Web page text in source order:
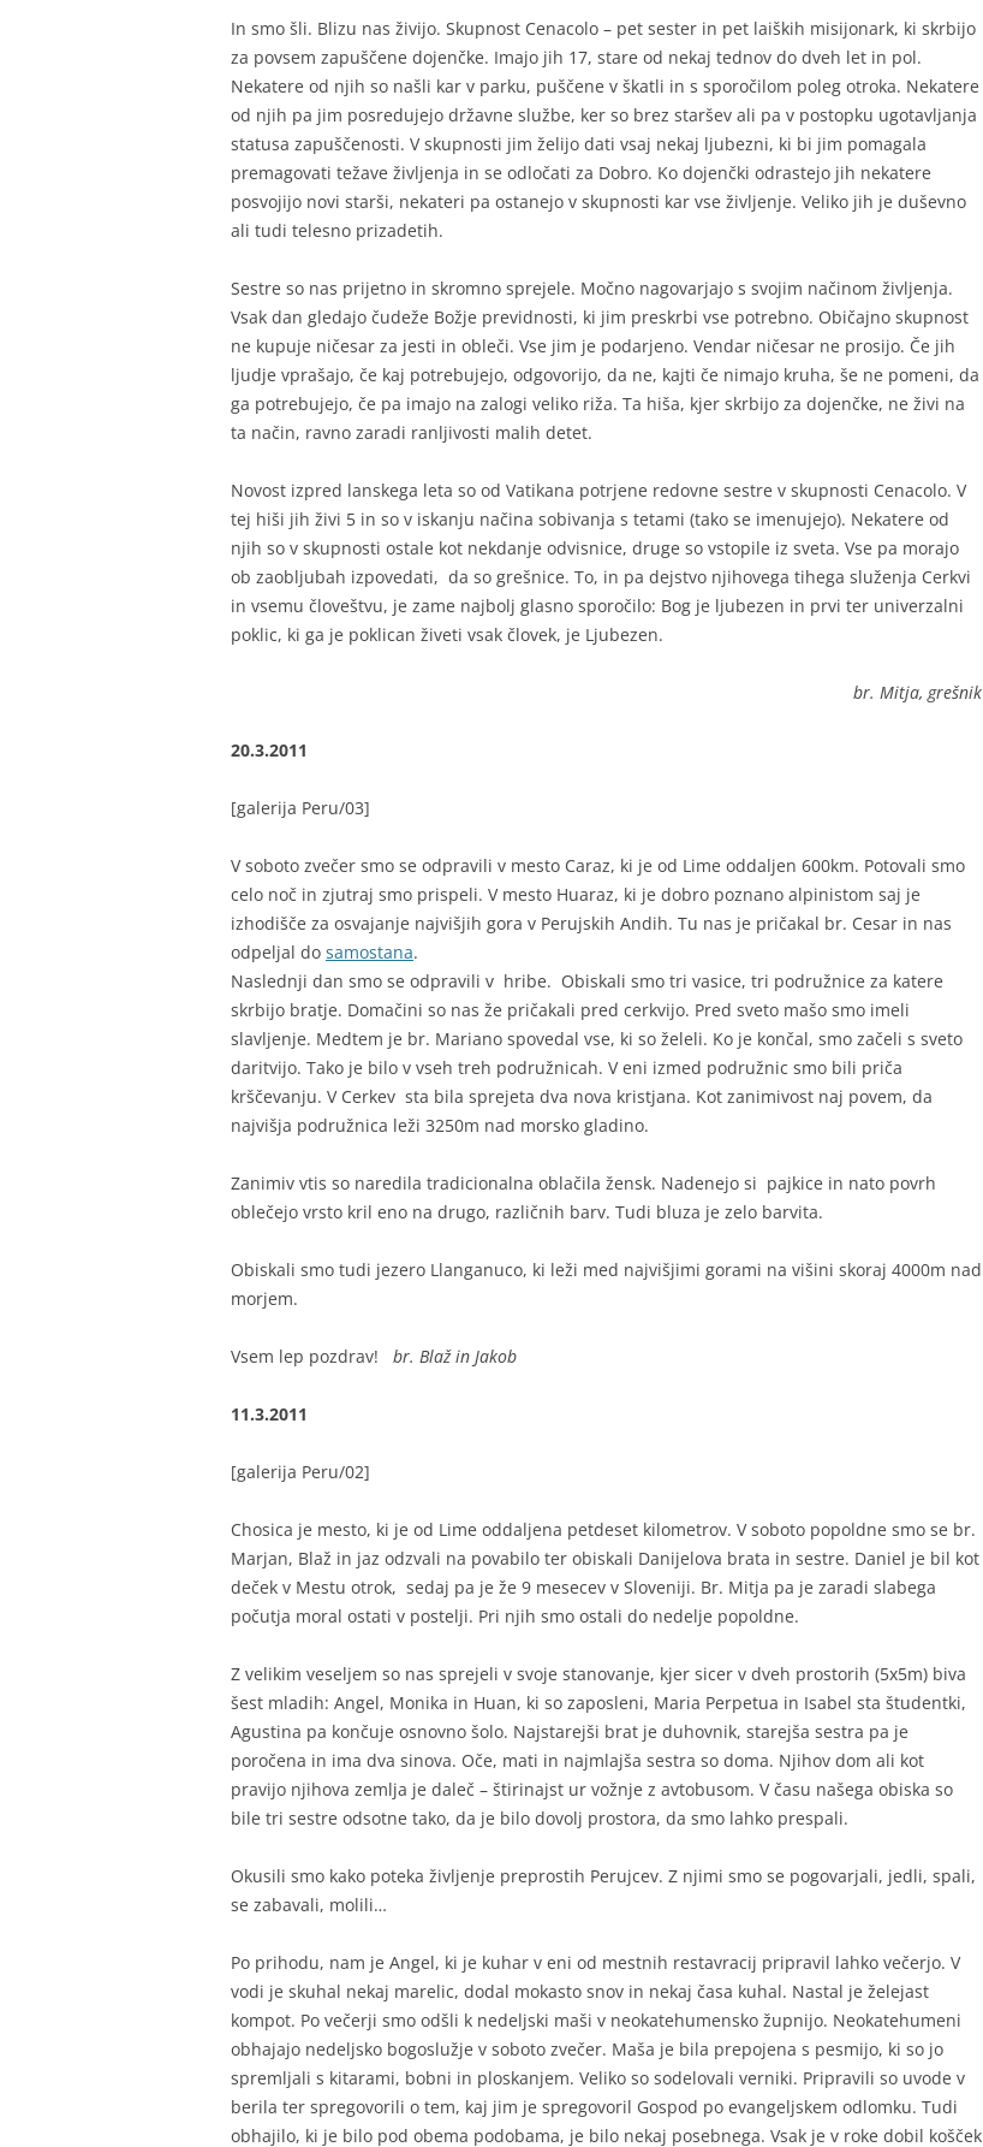
In smo šli. Blizu nas živijo. Skupnost Cenacolo – pet sester in pet laiških misijonark, ki skrbijo
za povsem zapuščene dojenčke. Imajo jih 17, stare od nekaj tednov do dveh let in pol.
Nekatere od njih so našli kar v parku, puščene v škatli in s sporočilom poleg otroka. Nekatere
od njih pa jim posredujejo državne službe, ker so brez staršev ali pa v postopku ugotavljanja
statusa zapuščenosti. V skupnosti jim želijo dati vsaj nekaj ljubezni, ki bi jim pomagala
premagovati težave življenja in se odločati za Dobro. Ko dojenčki odrastejo jih nekatere
posvojijo novi starši, nekateri pa ostanejo v skupnosti kar vse življenje. Veliko jih je duševno
ali tudi telesno prizadetih.
Sestre so nas prijetno in skromno sprejele. Močno nagovarjajo s svojim načinom življenja.
Vsak dan gledajo čudeže Božje previdnosti, ki jim preskrbi vse potrebno. Običajno skupnost
ne kupuje ničesar za jesti in obleči. Vse jim je podarjeno. Vendar ničesar ne prosijo. Če jih
ljudje vprašajo, če kaj potrebujejo, odgovorijo, da ne, kajti če nimajo kruha, še ne pomeni, da
ga potrebujejo, če pa imajo na zalogi veliko riža. Ta hiša, kjer skrbijo za dojenčke, ne živi na
ta način, ravno zaradi ranljivosti malih detet.
Novost izpred lanskega leta so od Vatikana potrjene redovne sestre v skupnosti Cenacolo. V
tej hiši jih živi 5 in so v iskanju načina sobivanja s tetami (tako se imenujejo). Nekatere od
njih so v skupnosti ostale kot nekdanje odvisnice, druge so vstopile iz sveta. Vse pa morajo
ob zaobljubah izpovedati, da so grešnice. To, in pa dejstvo njihovega tihega služenja Cerkvi
in vsemu človeštvu, je zame najbolj glasno sporočilo: Bog je ljubezen in prvi ter univerzalni
poklic, ki ga je poklican živeti vsak človek, je Ljubezen.
br. Mitja, grešnik
20.3.2011
[galerija Peru/03]
V soboto zvečer smo se odpravili v mesto Caraz, ki je od Lime oddaljen 600km. Potovali smo
celo noč in zjutraj smo prispeli. V mesto Huaraz, ki je dobro poznano alpinistom saj je
izhodišče za osvajanje najvišjih gora v Perujskih Andih. Tu nas je pričakal br. Cesar in nas
odpeljal do samostana.
Naslednji dan smo se odpravili v hribe. Obiskali smo tri vasice, tri podružnice za katere
skrbijo bratje. Domačini so nas že pričakali pred cerkvijo. Pred sveto mašo smo imeli
slavljenje. Medtem je br. Mariano spovedal vse, ki so želeli. Ko je končal, smo začeli s sveto
daritvijo. Tako je bilo v vseh treh podružnicah. V eni izmed podružnic smo bili priča
krščevanju. V Cerkev sta bila sprejeta dva nova kristjana. Kot zanimivost naj povem, da
najvišja podružnica leži 3250m nad morsko gladino.
Zanimiv vtis so naredila tradicionalna oblačila žensk. Nadenejo si pajkice in nato povrh
oblečejo vrsto kril eno na drugo, različnih barv. Tudi bluza je zelo barvita.
Obiskali smo tudi jezero Llanganuco, ki leži med najvišjimi gorami na višini skoraj 4000m nad
morjem.
Vsem lep pozdrav! br. Blaž in Jakob
11.3.2011
[galerija Peru/02]
Chosica je mesto, ki je od Lime oddaljena petdeset kilometrov. V soboto popoldne smo se br.
Marjan, Blaž in jaz odzvali na povabilo ter obiskali Danijelova brata in sestre. Daniel je bil kot
deček v Mestu otrok, sedaj pa je že 9 mesecev v Sloveniji. Br. Mitja pa je zaradi slabega
počutja moral ostati v postelji. Pri njih smo ostali do nedelje popoldne.
Z velikim veseljem so nas sprejeli v svoje stanovanje, kjer sicer v dveh prostorih (5x5m) biva
šest mladih: Angel, Monika in Huan, ki so zaposleni, Maria Perpetua in Isabel sta študentki,
Agustina pa končuje osnovno šolo. Najstarejši brat je duhovnik, starejša sestra pa je
poročena in ima dva sinova. Oče, mati in najmlajša sestra so doma. Njihov dom ali kot
pravijo njihova zemlja je daleč – štirinajst ur vožnje z avtobusom. V času našega obiska so
bile tri sestre odsotne tako, da je bilo dovolj prostora, da smo lahko prespali.
Okusili smo kako poteka življenje preprostih Perujcev. Z njimi smo se pogovarjali, jedli, spali,
se zabavali, molili…
Po prihodu, nam je Angel, ki je kuhar v eni od mestnih restavracij pripravil lahko večerjo. V
vodi je skuhal nekaj marelic, dodal mokasto snov in nekaj časa kuhal. Nastal je želejast
kompot. Po večerji smo odšli k nedeljski maši v neokatehumensko župnijo. Neokatehumeni
obhajajo nedeljsko bogoslužje v soboto zvečer. Maša je bila prepojena s pesmijo, ki so jo
spremljali s kitarami, bobni in ploskanjem. Veliko so sodelovali verniki. Pripravili so uvode v
berila ter spregovorili o tem, kaj jim je spregovoril Gospod po evangeljskem odlomku. Tudi
obhajilo, ki je bilo pod obema podobama, je bilo nekaj posebnega. Vsak je v roke dobil košček